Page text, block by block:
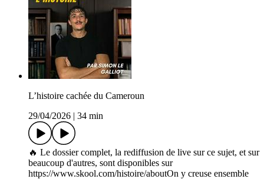
L’histoire cachée du Cameroun
29/04/2026
34 min
🔥 Le dossier complet, la rediffusion de live sur ce sujet, et sur
beaucoup d'autres, sont disponibles sur
https://www.skool.com/histoire/aboutOn y creuse ensemble